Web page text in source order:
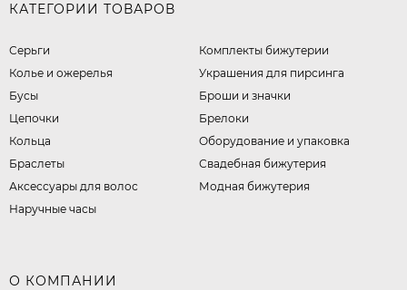
КАТЕГОРИИ ТОВАРОВ
Серьги
Колье и ожерелья
Бусы
Цепочки
Кольца
Браслеты
Аксессуары для волос
Наручные часы
Комплекты бижутерии
Украшения для пирсинга
Броши и значки
Брелоки
Оборудование и упаковка
Свадебная бижутерия
Модная бижутерия
О КОМПАНИИ